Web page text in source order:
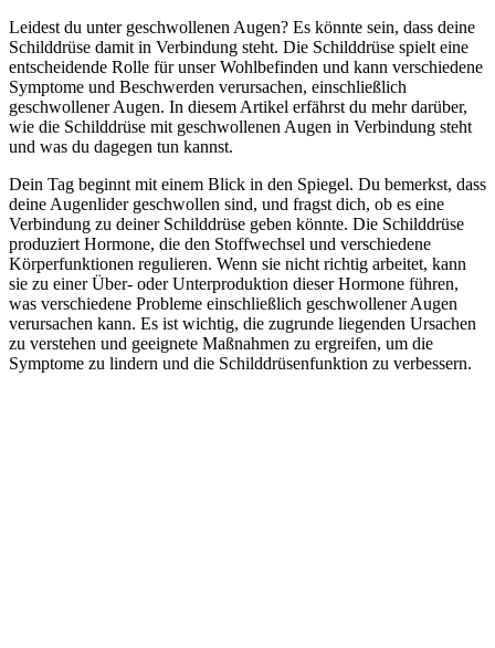
Leidest du unter geschwollenen Augen? Es könnte sein, dass deine
Schilddrüse damit in Verbindung steht. Die Schilddrüse spielt eine
entscheidende Rolle für unser Wohlbefinden und kann verschiedene
Symptome und Beschwerden verursachen, einschließlich
geschwollener Augen. In diesem Artikel erfährst du mehr darüber,
wie die Schilddrüse mit geschwollenen Augen in Verbindung steht
und was du dagegen tun kannst.
Dein Tag beginnt mit einem Blick in den Spiegel. Du bemerkst, dass
deine Augenlider geschwollen sind, und fragst dich, ob es eine
Verbindung zu deiner Schilddrüse geben könnte. Die Schilddrüse
produziert Hormone, die den Stoffwechsel und verschiedene
Körperfunktionen regulieren. Wenn sie nicht richtig arbeitet, kann
sie zu einer Über- oder Unterproduktion dieser Hormone führen,
was verschiedene Probleme einschließlich geschwollener Augen
verursachen kann. Es ist wichtig, die zugrunde liegenden Ursachen
zu verstehen und geeignete Maßnahmen zu ergreifen, um die
Symptome zu lindern und die Schilddrüsenfunktion zu verbessern.